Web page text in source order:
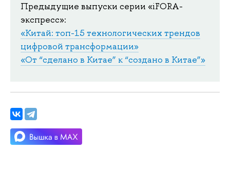
Предыдущие выпуски серии «iFORA-
экспресс»:
«Китай: топ-15 технологических трендов
цифровой трансформации»
«От “сделано в Китае” к “создано в Китае”»